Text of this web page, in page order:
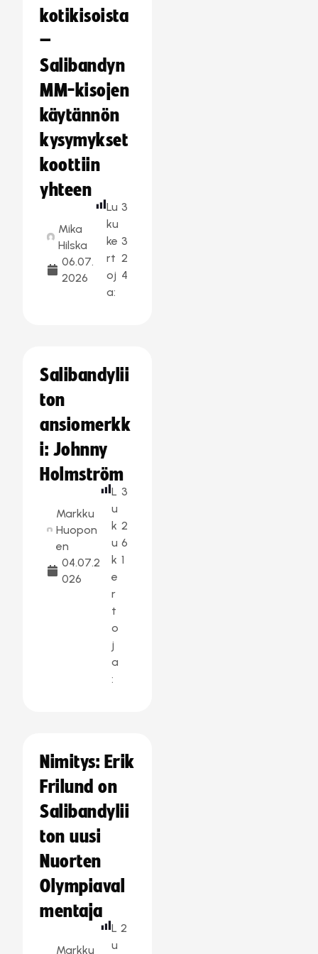
kotikisoista
–
Salibandyn
MM-kisojen
käytännön
kysymykset
koottiin
yhteen
Mika
Hilska
06.07.
2026
Lu
ku
ke
rt
oj
a:
3
3
2
4
Salibandylii
ton
ansiomerkk
i: Johnny
Holmström
Markku
Huopon
en
04.07.2
026
L
u
k
u
k
e
r
t
o
j
a
:
3
2
6
1
Nimitys: Erik
Frilund on
Salibandylii
ton uusi
Nuorten
Olympiaval
mentaja
Markku
L
u
2